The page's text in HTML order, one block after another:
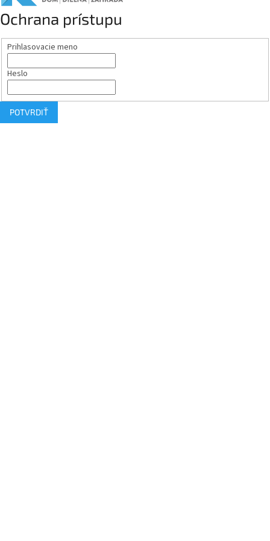
Ochrana prístupu
Prihlasovacie meno
Heslo
POTVRDIŤ